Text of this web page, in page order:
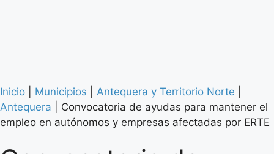
Inicio Municipios Antequera y Territorio Norte
Antequera
Convocatoria de ayudas para mantener el
empleo en autónomos y empresas afectadas por ERTE